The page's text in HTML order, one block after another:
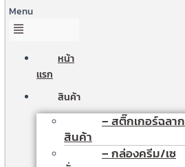
Menu
หน้า
เเรก
สินค้า
– สติ๊กเกอร์ฉลาก
สินค้า
– กล่องครีม/เซ